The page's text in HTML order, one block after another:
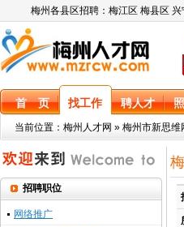
梅州各县区招聘： 梅江区 梅县区 兴
首 页 找工作 聘人才
当前位置： 梅州人才网 » 梅州市新思维
招聘职位
网络推广